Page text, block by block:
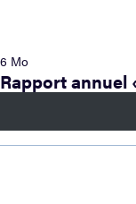
6 Mo
Rapport annuel